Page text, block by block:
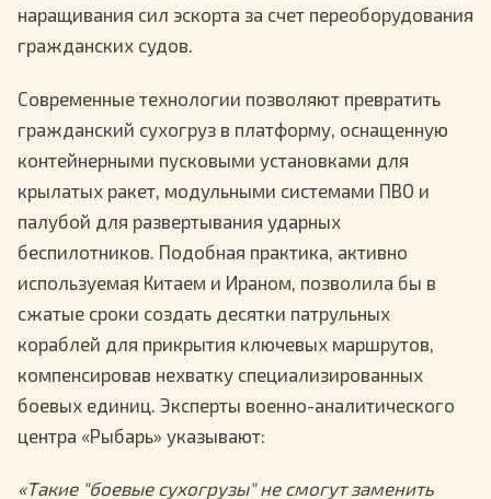
наращивания сил эскорта за счет переоборудования
гражданских судов.
Современные технологии позволяют превратить
гражданский сухогруз в платформу, оснащенную
контейнерными пусковыми установками для
крылатых ракет, модульными системами ПВО и
палубой для развертывания ударных
беспилотников. Подобная практика, активно
используемая Китаем и Ираном, позволила бы в
сжатые сроки создать десятки патрульных
кораблей для прикрытия ключевых маршрутов,
компенсировав нехватку специализированных
боевых единиц. Эксперты военно-аналитического
центра «Рыбарь» указывают:
«Такие "боевые сухогрузы" не смогут заменить